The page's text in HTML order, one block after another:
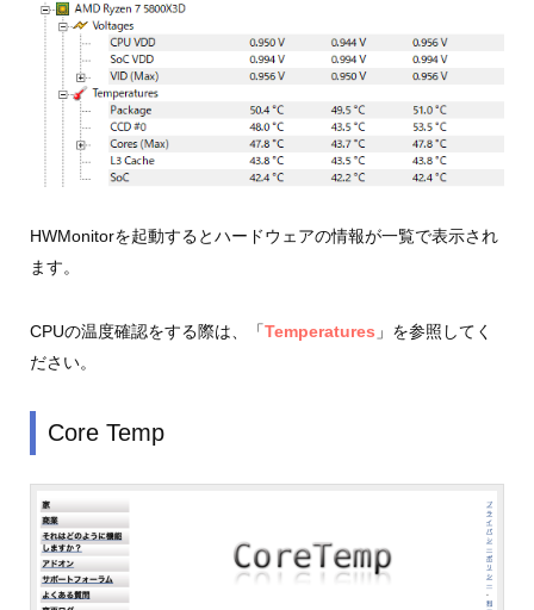
HWMonitorを起動するとハードウェアの情報が一覧で表示され
ます。
CPUの温度確認をする際は、「Temperatures 」を参照してく
ださい。
Core Temp